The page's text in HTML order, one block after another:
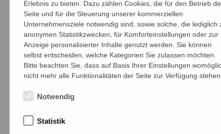
für Schritt Sicherheit im Lesen gewinnen.
Die Lesebegleiter:in
- unterstützt Erwachsene beim Lesen -
einzeln oder in kleinen Gruppen,
Infoartikel zu diesem Thema:
Erlebnis zu bieten. Dazu zählen Cookies, die für den Betrieb
Seite und für die Steuerung unserer kommerziellen
Unternehmensziele notwendig sind, sowie solche, die lediglich
anonymen Statistikzwecken, für Komforteinstellungen oder zur
Anzeige personalisierter Inhalte genutzt werden. Sie können
selbst entscheiden, welche Kategorien Sie zulassen möchten.
Bitte beachten Sie, dass auf Basis Ihrer Einstellungen
nicht mehr alle Funktionalitäten der Seite zur Verfügung
Notwendig
Statistik